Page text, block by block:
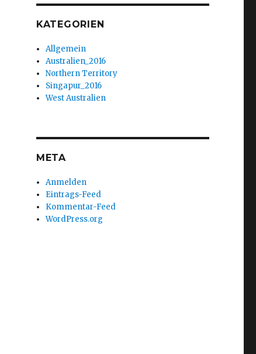
KATEGORIEN
Allgemein
Australien_2016
Northern Territory
Singapur_2016
West Australien
META
Anmelden
Eintrags-Feed
Kommentar-Feed
WordPress.org